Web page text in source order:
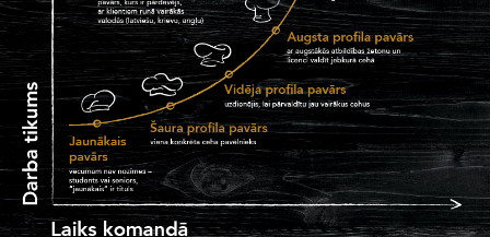
LIDO RĪGA PLAZA
Jaunāko virtuves darbinieku LIDO SPICE
Saimniecības darbinieku LIDO DAMME
Zāles darbinieku LIDO SPICE